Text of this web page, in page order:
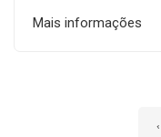
Mais informações
‹